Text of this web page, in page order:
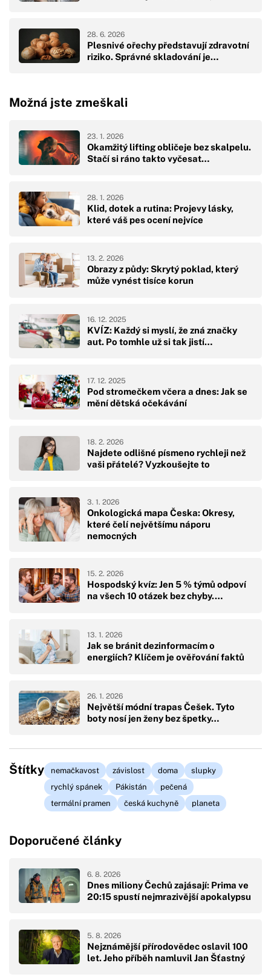
Plesnivé ořechy představují zdravotní
riziko. Správné skladování je…
28. 6. 2026
Možná jste zmeškali
Okamžitý lifting obličeje bez skalpelu.
Stačí si ráno takto vyčesat…
23. 1. 2026
Klid, dotek a rutina: Projevy lásky,
které váš pes ocení nejvíce
28. 1. 2026
Obrazy z půdy: Skrytý poklad, který
může vynést tisíce korun
13. 2. 2026
KVÍZ: Každý si myslí, že zná značky
aut. Po tomhle už si tak jistí…
16. 12. 2025
Pod stromečkem včera a dnes: Jak se
mění dětská očekávání
17. 12. 2025
Najdete odlišné písmeno rychleji než
vaši přátelé? Vyzkoušejte to
18. 2. 2026
Onkologická mapa Česka: Okresy,
které čelí největšímu náporu
nemocných
3. 1. 2026
Hospodský kvíz: Jen 5 % týmů odpoví
na všech 10 otázek bez chyby.…
15. 2. 2026
Jak se bránit dezinformacím o
energiích? Klíčem je ověřování faktů
13. 1. 2026
Největší módní trapas Češek. Tyto
boty nosí jen ženy bez špetky…
26. 1. 2026
Štítky nemačkavost závislost doma
slupky
rychlý spánek
Pákistán
pečená
termální pramen
česká kuchyně planeta
Doporučené články
Dnes miliony Čechů zajásají: Prima ve
20:15 spustí nejmrazivější apokalypsu
6. 8. 2026
Nejznámější přírodovědec oslavil 100
let. Jeho příběh namluvil Jan Šťastný
5. 8. 2026